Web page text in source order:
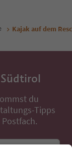
Kajak auf dem
du
Tipps